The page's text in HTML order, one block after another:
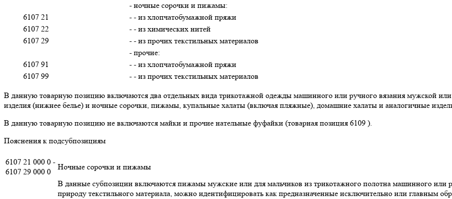
- ночные сорочки и пижамы:
6107 21
- - из хлопчатобумажной пряжи
6107 22
- - из химических нитей
6107 29
- - из прочих текстильных материалов
- прочие:
6107 91
- - из хлопчатобумажной пряжи
6107 99
- - из прочих текстильных материалов
В данную товарную позицию включаются два отдельных вида трикотажной одежды машинного или ручного вязания мужской
изделия (нижнее белье) и ночные сорочки, пижамы, купальные халаты (включая пляжные), домашние халаты и аналогичные
В данную товарную позицию не включаются майки и прочие нательные фуфайки (товарная позиция 6109 ).
Пояснения к подсубпозициям
6107 21 000 0 -
6107 29 000 0
Ночные сорочки и пижамы
В данные субпозиции включаются пижамы мужские или для мальчиков из трикотажного полотна машинного или
природу текстильного материала, можно идентифицировать как предназначенные исключительно или главным